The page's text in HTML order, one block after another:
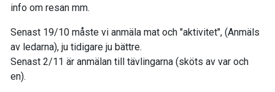
info om resan mm.
Senast 19/10 måste vi anmäla mat och "aktivitet", (Anmäls
av ledarna), ju tidigare ju bättre.
Senast 2/11 är anmälan till tävlingarna (sköts av var och
en).